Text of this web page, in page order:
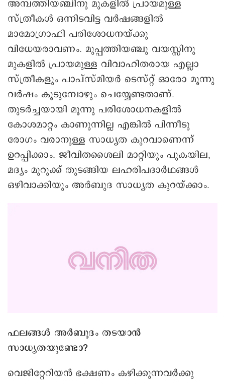
അമ്പത്തിയഞ്ചിനു മുകളിൽ പ്രായമുള്ള
സ്ത്രീകൾ ഒന്നിടവിട്ട വർഷങ്ങളിൽ
മാമോഗ്രാഫി പരിശോധനയ്ക്കു
വിധേയരാവണം. മുപ്പത്തിയഞ്ചു വയസ്സിനു
മുകളിൽ പ്രായമുള്ള വിവാഹിതരായ എല്ലാ
സ്ത്രീകളും പാപ്സ്മിയർ ടെസ്റ്റ് ഓരോ മൂന്നു
വർഷം കൂടുമ്പോഴും ചെയ്യേണ്ടതാണ്.
തുടർച്ചയായി മൂന്നു പരിശോധനകളിൽ
കോശമാറ്റം കാണുന്നില്ല എങ്കിൽ പിന്നീടു
രോഗം വരാനുള്ള സാധ്യത കുറവാണെന്ന്
ഉറപ്പിക്കാം. ജീവിതശൈലി മാറ്റിയും പുകയില,
മദ്യം മുറുക്ക് തുടങ്ങിയ ലഹരിപദാർഥങ്ങൾ
ഒഴിവാക്കിയും അർബുദ സാധ്യത കുറയ്ക്കാം.
ഫലങ്ങൾ അർബുദം തടയാൻ
സാധ്യതയുണ്ടോ?
വെജിറ്റേറിയൻ ഭക്ഷണം കഴിക്കുന്നവർക്കു